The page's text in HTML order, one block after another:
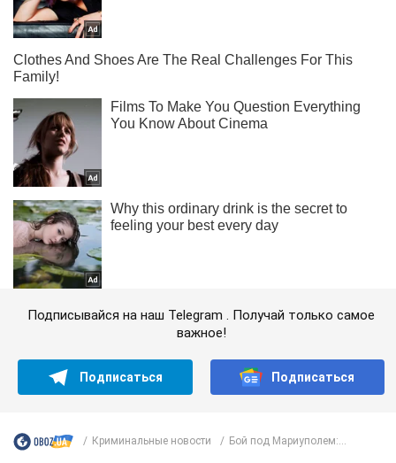
Подписывайся на наш Telegram . Получай только самое
важное!
Подписаться Подписаться
Криминальные новости Бой под Мариуполем:...